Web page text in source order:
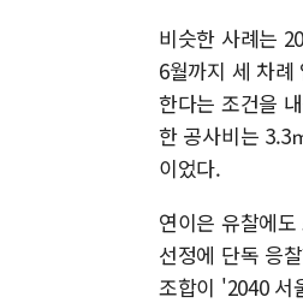
비슷한 사례는
6월까지 세 차례
한다는 조건을
한 공사비는 3.3
이었다.
연이은 유찰에
선정에 단독 응
조합이 '2040 서